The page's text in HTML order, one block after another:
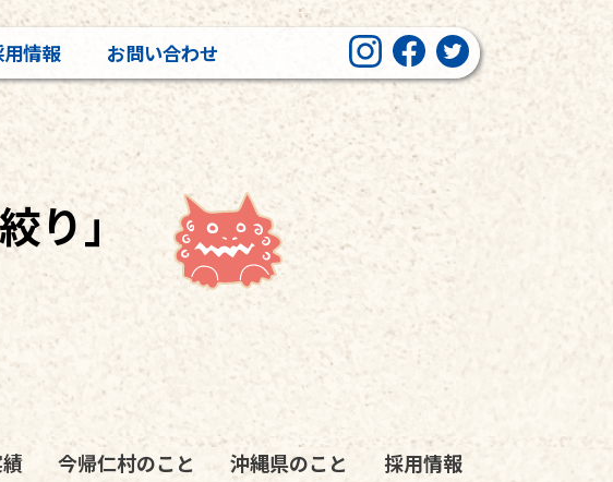
情報 お問い合わせ
り」
今帰仁村のこと 沖縄県のこと 採用情報